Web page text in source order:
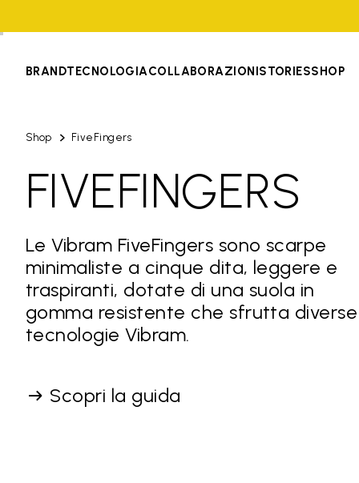
BRANDTECNOLOGIACOLLABORAZIONISTORIESSHOP
Shop FiveFingers
FIVEFINGERS
Le Vibram FiveFingers sono scarpe
minimaliste a cinque dita, leggere e
traspiranti, dotate di una suola in
gomma resistente che sfrutta diverse
tecnologie Vibram.
Scopri la guida